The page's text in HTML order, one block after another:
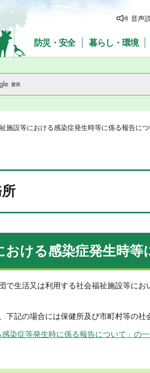
Prefecture
音声
防災・安全 暮らし・環境
施設等における感染症発生時等に係る報告につ
おける感染症発生時等
で生活又は利用する社会福祉施設等に
下記の場合には保健所及び市町村等の社
感染症等発生時に係る報告について」の